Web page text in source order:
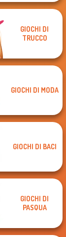
GIOCHI DI
TRUCCO
GIOCHI DI MODA
GIOCHI DI BACI
GIOCHI DI
PASQUA